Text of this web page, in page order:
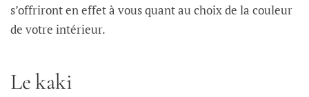
s’offriront en effet à vous quant au choix de la couleur
de votre intérieur.
Le kaki